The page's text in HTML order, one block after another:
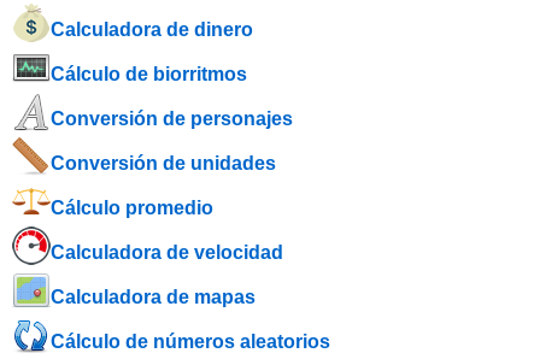
Calculadora de dinero
Cálculo de biorritmos
Conversión de personajes
Conversión de unidades
Cálculo promedio
Calculadora de velocidad
Calculadora de mapas
Cálculo de números aleatorios